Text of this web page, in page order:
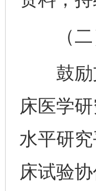
（二）
鼓励支
床医学
水平研
床试验